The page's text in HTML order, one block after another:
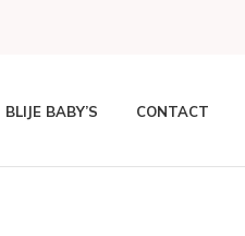
BLIJE BABY’S CONTACT